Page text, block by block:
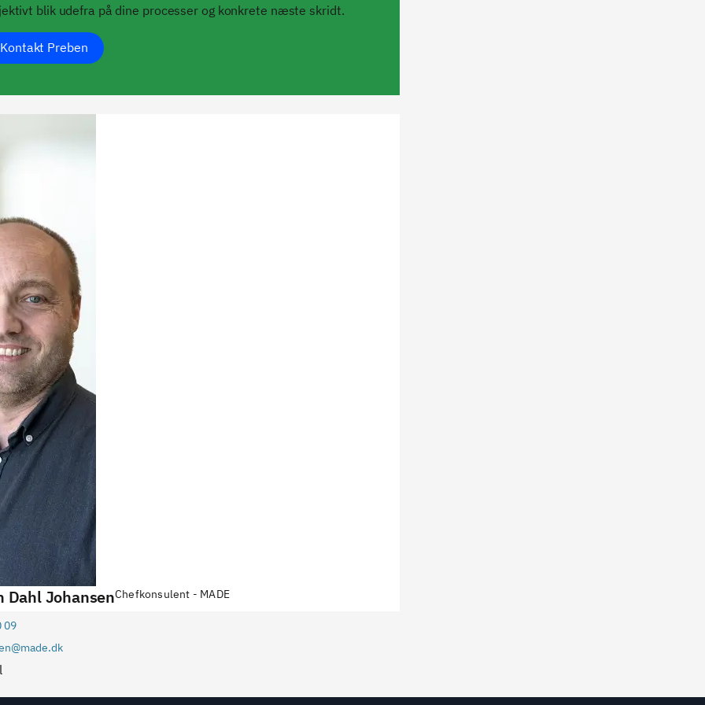
blik udefra på dine processer og konkrete næste skridt.
Kontakt Preben
Dahl JohansenChefkonsulent - MADE
09